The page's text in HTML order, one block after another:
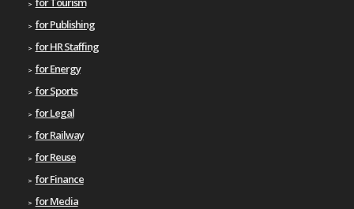
for Publishing
for HR Staffing
for Energy
for Sports
for Legal
for Railway
for Reuse
for Finance
for Media